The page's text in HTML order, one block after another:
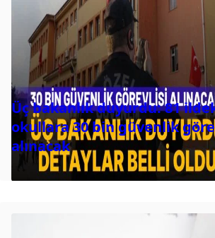
Üç bakanlık duyurdu: 81
okullara 30 bin güvenlik
alınacak